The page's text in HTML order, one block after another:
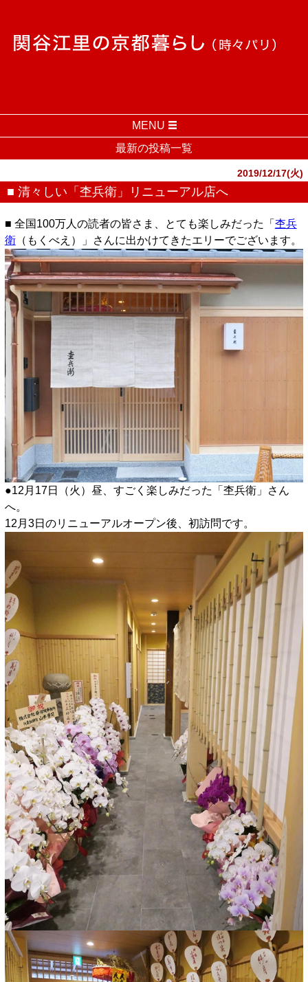
MENU
最新の投稿一覧
2019/12/17(火)
■ 清々しい「杢兵衛」リニューアル店へ
■ 全国100万人の読者の皆さま、とても楽しみだった「 杢兵
衛（もくべえ）」さんに出かけてきたエリーでございます。
●12月17日（火）昼、すごく楽しみだった「杢兵衛」さん
へ。
12月3日のリニューアルオープン後、初訪問です。